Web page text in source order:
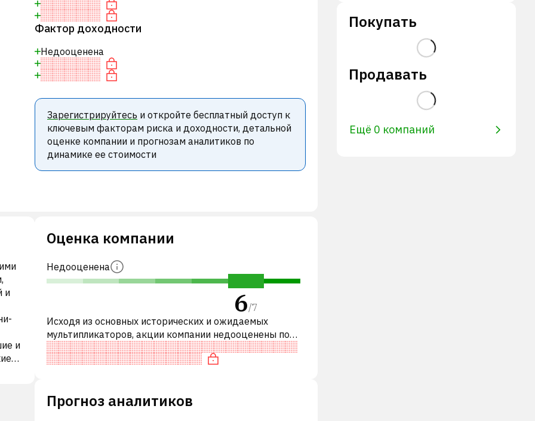
Фактор доходности
Недооценена
Зарегистрируйтесь и откройте бесплатный доступ к
ключевым факторам риска и доходности, детальной
оценке компании и прогнозам аналитиков по
динамике ее стоимости
и
и
Оценка компании
Недооценена
6/7
Исходя из основных исторических и ожидаемых
мультипликаторов, акции компании недооценены по
сравнению с аналогичными компаниями. В частности,
акция компании разумно оцене
Прогноз аналитиков
Покупать
Продавать
Ещё 0 компаний